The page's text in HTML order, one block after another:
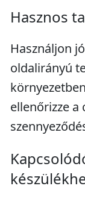
Hasznos
Használjon
oldalirányú
ellenőrizze a